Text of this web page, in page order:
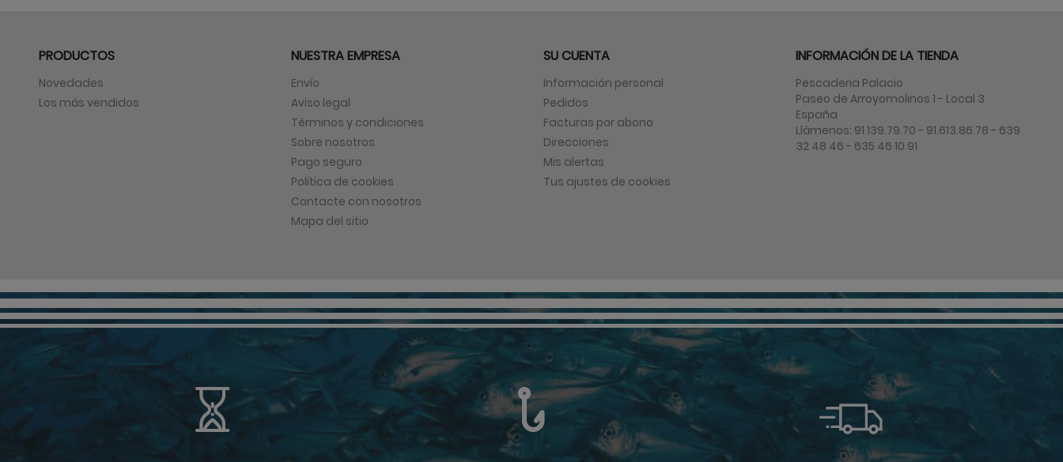
PRODUCTOS
Novedades
Los más vendidos
NUESTRA EMPRESA
Envío
Aviso legal
Términos y condiciones
Sobre nosotros
Pago seguro
Política de cookies
Contacte con nosotros
Mapa del sitio
SU CUENTA
Información personal
Pedidos
Facturas por abono
Direcciones
Mis alertas
Tus ajustes de cookies
INFORMACIÓN DE LA TIENDA
Pescaderia Palacio
Paseo de Arroyomolinos 1 - Local 3
España
Llámenos: 91 139.79.70 - 91.613.86.78 - 639
32 48 46 - 635 46 10 91